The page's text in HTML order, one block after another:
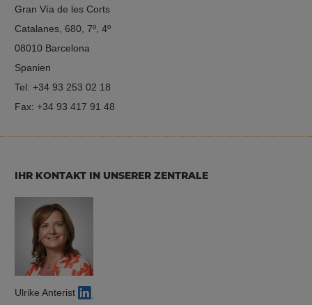
Gran Vía de les Corts
Catalanes, 680, 7º, 4º
08010 Barcelona
Spanien
Tel: +34 93 253 02 18
Fax: +34 93 417 91 48
IHR KONTAKT IN UNSERER ZENTRALE
Ulrike Anterist